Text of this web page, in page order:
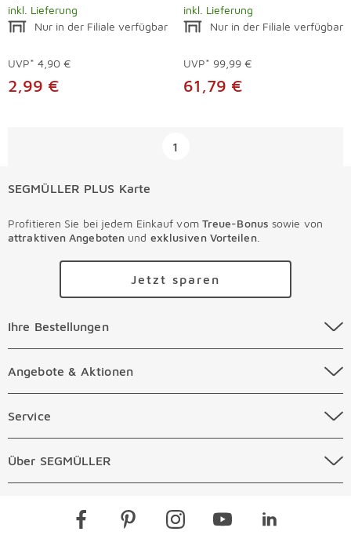
inkl. Lieferung
Nur in der Filiale verfügbar
UVP* 4,90 €
2,99 €
inkl. Lieferung
Nur in der Filiale verfügbar
UVP* 99,99 €
61,79 €
1
SEGMÜLLER PLUS Karte
Profitieren Sie bei jedem Einkauf vom Treue-Bonus sowie von
attraktiven Angeboten und exklusiven Vorteilen.
Jetzt sparen
Ihre Bestellungen Überspringen
Ihre Bestellungen
Online Zahlungsarten
Kostenlose Online Retoure
Angebote & Aktionen Überspringen
Angebote & Aktionen
Prospekte
Service Überspringen
Service
Beratungstermin Küchen
Über SEGMÜLLER Überspringen
Über SEGMÜLLER